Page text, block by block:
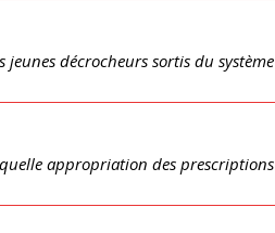
décrocheurs sortis du système
appropriation des prescriptions